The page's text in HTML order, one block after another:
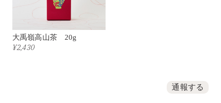
大禹嶺高山茶 20g
¥2,430
通報する